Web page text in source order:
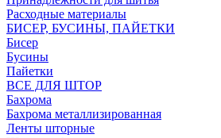
Расходные материалы
БИСЕР, БУСИНЫ, ПАЙЕТКИ
Бисер
Бусины
Пайетки
ВСЕ ДЛЯ ШТОР
Бахрома
Бахрома металлизированная
Ленты шторные